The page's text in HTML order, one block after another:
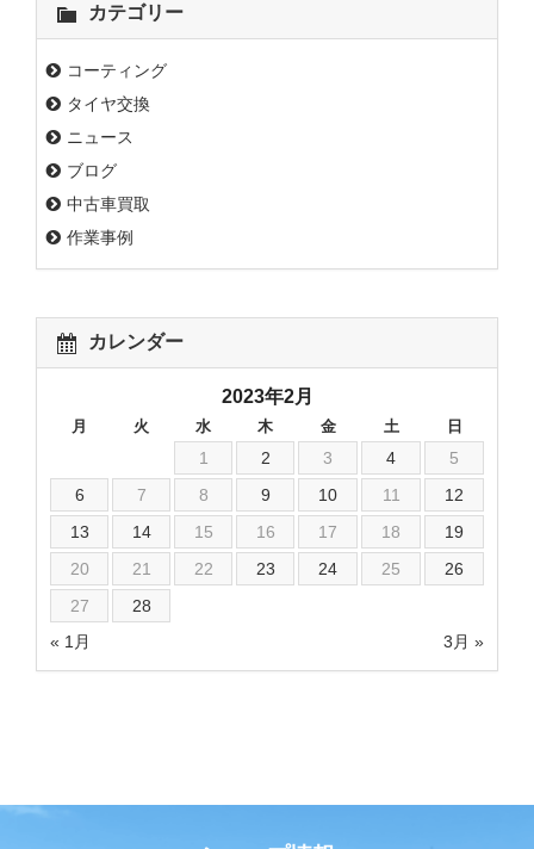
カテゴリー
コーティング
タイヤ交換
ニュース
ブログ
中古車買取
作業事例
カレンダー
2023年2月
月 火 水 木 金 土 日
« 1月 3月 »
1 2 3 4
5
6
7 8 9 10 11
12
13
14 15 16 17 18
19
20
21 22 23 24 25
26
27
28